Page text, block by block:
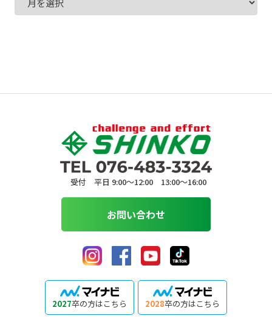
受付 平日 9:00〜12:00 13:00〜16:00
お問い合わせ
2027卒の方はこちら 2028卒の方はこちら